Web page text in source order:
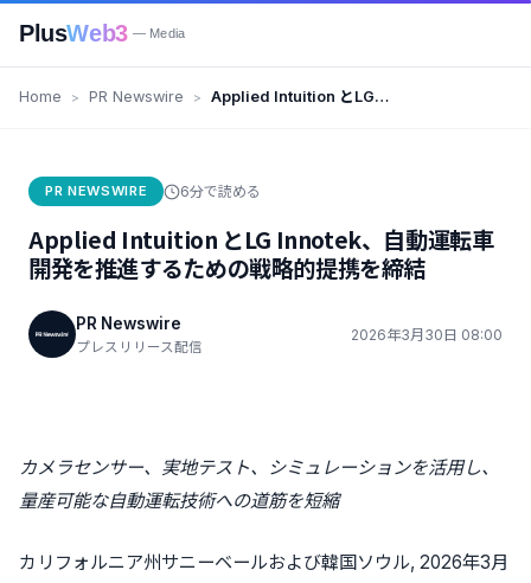
PlusWeb3 — Media
Home PR Newswire
Applied Intuition とLG
PR NEWSWIRE 6分で読める
Applied Intuition とLG Innotek、自動運転車
開発を推進するための戦略的提携を締結
PR Newswire
プレスリリース配信
2026年3月30日 08:00
カメラセンサー、実地テスト、シミュレーションを活用し、
量産可能な自動運転技術への道筋を短縮
カリフォルニア州サニーベールおよび韓国ソウル, 2026年3月